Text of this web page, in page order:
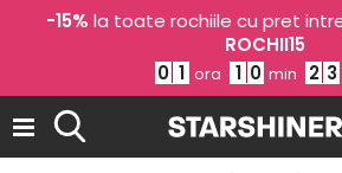
-15% la toate rochiile cu pret
ROCHII15
0 1 ora 1 0 min 2 1